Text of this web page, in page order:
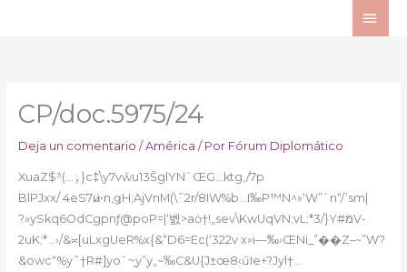
CP/doc.5975/24
Deja un comentario / América / Por Fórum Diplomático
XuaZ$³(…ٶ}c‡\y7vŵu13ŠglYNˆŒG…ktg‚/7p
BlPJxx/ 4eS7ӥu•n,ǥH;AjVnM(\˜2r/8IW%b…I‰P™N^»‘W”ˆn“/’sm|
?»ySkq6OdCgpnƒ@poP=|‘벬>aȯ†!„sev\KwUqVN;vL;*3/}Y#מּV-
2uK;*…›/&꫱[uLxgUeR%x{&“D6=Ec(‘322v x»i—ۧ‰›ŒNi_”��Z–~”W?
&owc“%y˜†R#]yo`~̯y”y„~‰C&U{J±œ8‹űIe+?Jyl†…